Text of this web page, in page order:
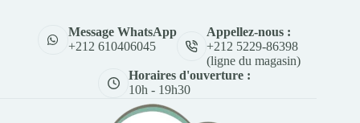
Message WhatsApp
+212 610406045
Appellez-nous :
+212 5229-86398
(ligne du magasin)
Horaires d'ouverture :
10h - 19h30